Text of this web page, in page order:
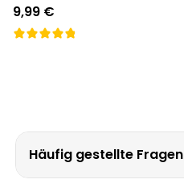
9,99 €
Häufig gestellte Fragen